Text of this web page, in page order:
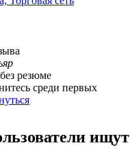
резюме
среди первых
ищут